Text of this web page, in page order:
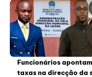
Funcionários
taxas na direcção da